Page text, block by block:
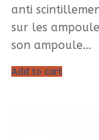
anti
sur les
son ampoule…
Add to cart